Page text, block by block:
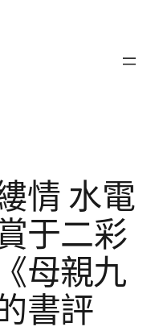
情 水電
于二彩
母親九
書評